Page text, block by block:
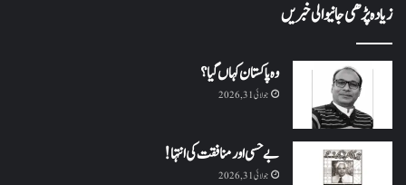
زیادہ پڑھی جانیوالی خبریں
وہ پاکستان کہاں گیا؟
جولائی 31, 2026
بے حسی اور منافقت کی انتہا !
جولائی 31, 2026